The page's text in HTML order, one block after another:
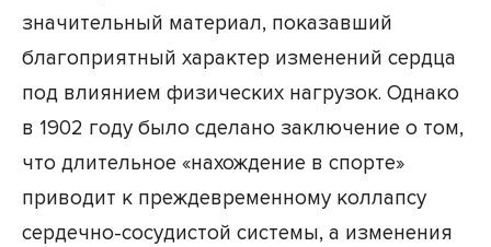
значительный материал, показавший
благоприятный характер изменений сердца
под влиянием физических нагрузок. Однако
в 1902 году было сделано заключение о том,
что длительное «нахождение в спорте»
приводит к преждевременному коллапсу
сердечно-сосудистой системы, а изменения